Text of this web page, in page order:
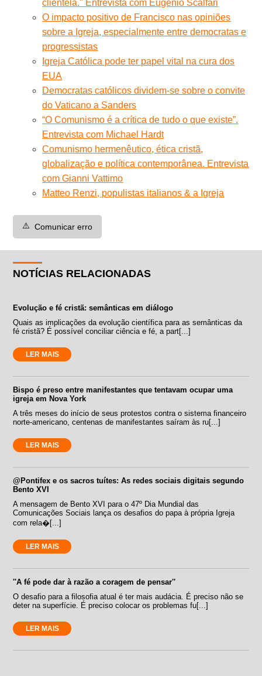
clientela." Entrevista com Eugenio Scalfari
O impacto positivo de Francisco nas opiniões
sobre a Igreja, especialmente entre democratas e
progressistas
Igreja Católica pode ter papel vital na cura dos
EUA
Democratas católicos dividem-se sobre o convite
do Vaticano a Sanders
“O Comunismo é a crítica de tudo o que existe”.
Entrevista com Michael Hardt
Comunismo hermenêutico, ética cristã,
globalização e política contemporânea. Entrevista
com Gianni Vattimo
Matteo Renzi, populistas italianos & a Igreja
⚠️ Comunicar erro
NOTÍCIAS RELACIONADAS
Evolução e fé cristã: semânticas em diálogo
Quais as implicações da evolução científica para as semânticas da
fé cristã? É possível conciliar ciência e fé, a part[...]
LER MAIS
Bispo é preso entre manifestantes que tentavam ocupar uma
igreja em Nova York
A três meses do início de seus protestos contra o sistema financeiro
norte-americano, centenas de manifestantes saíram às ru[...]
LER MAIS
@Pontifex e os sacros tuítes: As redes sociais digitais segundo
Bento XVI
A mensagem de Bento XVI para o 47º Dia Mundial das
Comunicações Sociais lança os desafios do papa à própria Igreja
com rela�[...]
LER MAIS
''A fé pode dar à razão a coragem de pensar''
O desafio para a filosofia atual é ter mais audácia. É preciso não se
deter na superfície. É preciso colocar os problemas fu[...]
LER MAIS